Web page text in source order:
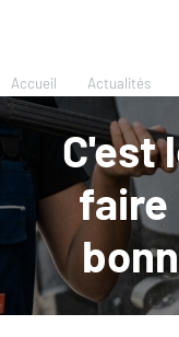
Accueil Actualités
C'est
faire